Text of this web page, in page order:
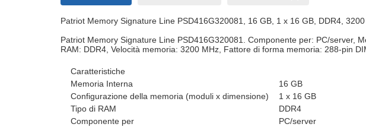
Patriot Memory Signature Line PSD416G320081, 16 GB, 1 x 16 GB, DDR4,
Patriot Memory Signature Line PSD416G320081. Componente per: PC/server,
RAM: DDR4, Velocità memoria: 3200 MHz, Fattore di forma memoria: 288-pin
Caratteristiche
Memoria Interna
16 GB
Configurazione della memoria (moduli x dimensione)
1 x 16 GB
Tipo di RAM
DDR4
Componente per
PC/server